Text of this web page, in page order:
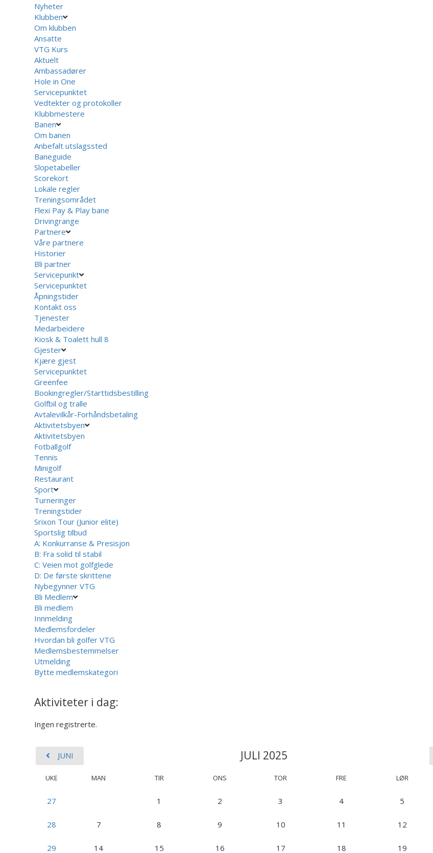
Nyheter
Klubben
Om klubben
Ansatte
VTG Kurs
Aktuelt
Ambassadører
Hole in One
Servicepunktet
Vedtekter og protokoller
Klubbmestere
Banen
Om banen
Anbefalt utslagssted
Baneguide
Slopetabeller
Scorekort
Lokale regler
Treningsområdet
Flexi Pay & Play bane
Drivingrange
Partnere
Våre partnere
Historier
Bli partner
Servicepunkt
Servicepunktet
Åpningstider
Kontakt oss
Tjenester
Medarbeidere
Kiosk & Toalett hull 8
Gjester
Kjære gjest
Servicepunktet
Greenfee
Bookingregler/Starttidsbestilling
Golfbil og tralle
Avtalevilkår-Forhåndsbetaling
Aktivitetsbyen
Aktivitetsbyen
Fotballgolf
Tennis
Minigolf
Restaurant
Sport
Turneringer
Treningstider
Srixon Tour (Junior elite)
Sportslig tilbud
A: Konkurranse & Presisjon
B: Fra solid til stabil
C: Veien mot golfglede
D: De første skrittene
Nybegynner VTG
Bli Medlem
Bli medlem
Innmelding
Medlemsfordeler
Hvordan bli golfer VTG
Medlemsbestemmelser
Utmelding
Bytte medlemskategori
Aktiviteter i dag:
Ingen registrerte.
JUNI JULI 2025
UKE MAN TIR ONS TOR FRE LØR
27 1 2 3 4 5
28 7 8 9 10 11 12
29 14 15 16 17 18 19